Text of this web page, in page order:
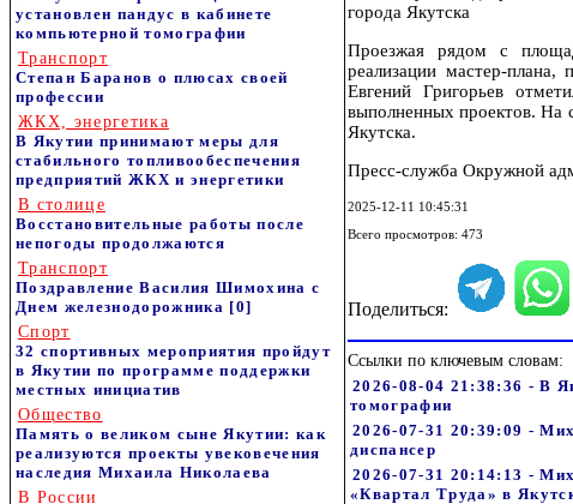
установлен пандус в кабинете
компьютерной томографии
Транспорт
Степан Баранов о плюсах своей
профессии
ЖКХ, энергетика
В Якутии принимают меры для
стабильного топливообеспечения
предприятий ЖКХ и энергетики
В столице
Восстановительные работы после
непогоды продолжаются
Транспорт
Поздравление Василия Шимохина с
Днем железнодорожника [0]
Спорт
32 спортивных мероприятия пройдут
в Якутии по программе поддержки
местных инициатив
Общество
Память о великом сыне Якутии: как
реализуются проекты увековечения
наследия Михаила Николаева
В России
города Якутска
Проезжая рядом с
реализации мастер-
Евгений Григорьев
выполненных проектов. На
Якутска.
Пресс-служба Окружной
2025-12-11 10:45:31
Всего просмотров: 473
Поделиться:
Ссылки по ключевым словам:
2026-08-04 21:38:36 - В
томографии
2026-07-31 20:39:09 -
диспансер
2026-07-31 20:14:13 -
«Квартал Труда» в